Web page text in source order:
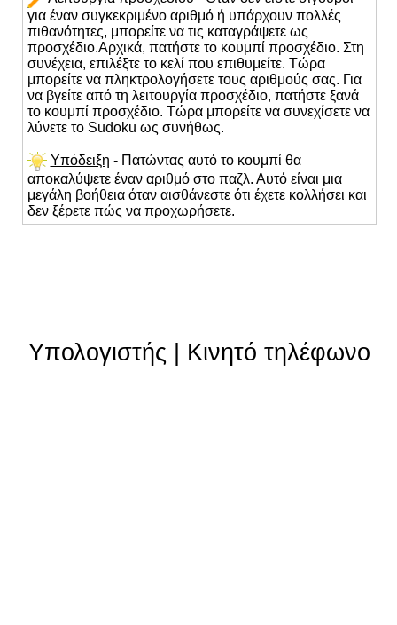
για έναν συγκεκριμένο αριθμό ή υπάρχουν πολλές
πιθανότητες, μπορείτε να τις καταγράψετε ως
προσχέδιο.Αρχικά, πατήστε το κουμπί προσχέδιο. Στη
συνέχεια, επιλέξτε το κελί που επιθυμείτε. Τώρα
μπορείτε να πληκτρολογήσετε τους αριθμούς σας. Για
να βγείτε από τη λειτουργία προσχέδιο, πατήστε ξανά
το κουμπί προσχέδιο. Τώρα μπορείτε να συνεχίσετε να
λύνετε το Sudoku ως συνήθως.
Υπόδειξη - Πατώντας αυτό το κουμπί θα
αποκαλύψετε έναν αριθμό στο παζλ. Αυτό είναι μια
μεγάλη βοήθεια όταν αισθάνεστε ότι έχετε κολλήσει και
δεν ξέρετε πώς να προχωρήσετε.
Υπολογιστής Κινητό τηλέφωνο